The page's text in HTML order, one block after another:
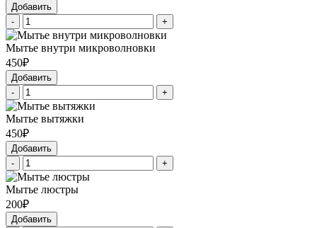
Добавить
-
+
Мытье внутри микроволновки
450₽
Добавить
-
+
Мытье вытяжки
450₽
Добавить
-
+
Мытье люстры
200₽
Добавить